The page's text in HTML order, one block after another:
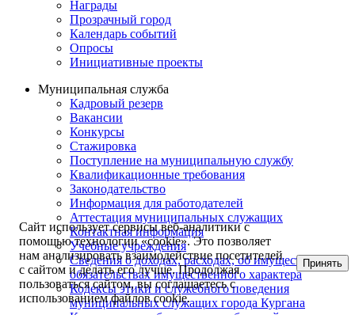
Награды
Прозрачный город
Календарь событий
Опросы
Инициативные проекты
Муниципальная служба
Кадровый резерв
Вакансии
Конкурсы
Стажировка
Поступление на муниципальную службу
Квалификационные требования
Законодательство
Информация для работодателей
Аттестация муниципальных служащих
Контактная информация
Учебные учреждения
Сведения о доходах, расходах, об имуществе и
обязательствах имущественного характера
Кодексы этики и служебного поведения
муниципальных служащих города Кургана
Сайт использует сервисы веб-аналитики с
помощью технологии «cookie». Это позволяет
нам анализировать взаимодействие посетителей
с сайтом и делать его лучше. Продолжая
пользоваться сайтом, вы соглашаетесь с
использованием файлов cookie.
Принять